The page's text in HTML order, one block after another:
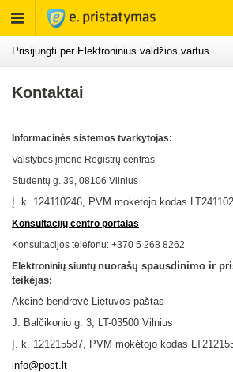
Rodyti
meniu
Prisijungti per Elektroninius valdžios vartus
Kontaktai
Informacinės sistemos tvarkytojas:
Valstybės įmonė Registrų centras
Studentų g. 39, 08106 Vilnius
Į. k. 124110246, PVM mokėtojo kodas
Konsultacijų centro portalas
Konsultacijos telefonu: +370 5 268 8262
Elektroninių siuntų nuorašų spausdinimo ir
teikėjas:
Akcinė bendrovė Lietuvos paštas
J. Balčikonio g. 3, LT-03500 Vilnius
Į. k. 121215587, PVM mokėtojo kodas LT
info@post.lt